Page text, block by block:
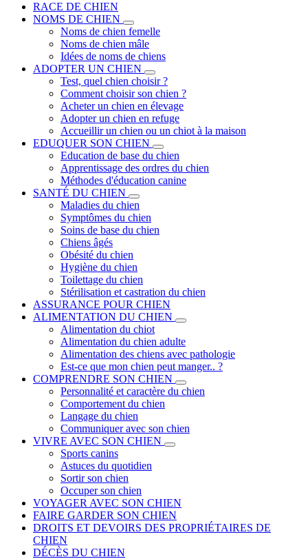
RACE DE CHIEN
NOMS DE CHIEN
Noms de chien femelle
Noms de chien mâle
Idées de noms de chiens
ADOPTER UN CHIEN
Test, quel chien choisir ?
Comment choisir son chien ?
Acheter un chien en élevage
Adopter un chien en refuge
Accueillir un chien ou un chiot à la maison
EDUQUER SON CHIEN
Education de base du chien
Apprentissage des ordres du chien
Méthodes d'éducation canine
SANTÉ DU CHIEN
Maladies du chien
Symptômes du chien
Soins de base du chien
Chiens âgés
Obésité du chien
Hygiène du chien
Toilettage du chien
Stérilisation et castration du chien
ASSURANCE POUR CHIEN
ALIMENTATION DU CHIEN
Alimentation du chiot
Alimentation du chien adulte
Alimentation des chiens avec pathologie
Est-ce que mon chien peut manger.. ?
COMPRENDRE SON CHIEN
Personnalité et caractère du chien
Comportement du chien
Langage du chien
Communiquer avec son chien
VIVRE AVEC SON CHIEN
Sports canins
Astuces du quotidien
Sortir son chien
Occuper son chien
VOYAGER AVEC SON CHIEN
FAIRE GARDER SON CHIEN
DROITS ET DEVOIRS DES PROPRIÉTAIRES DE
CHIEN
DÉCÈS DU CHIEN